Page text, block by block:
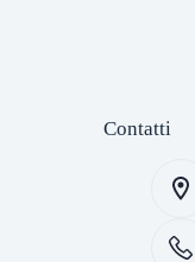
Contatti